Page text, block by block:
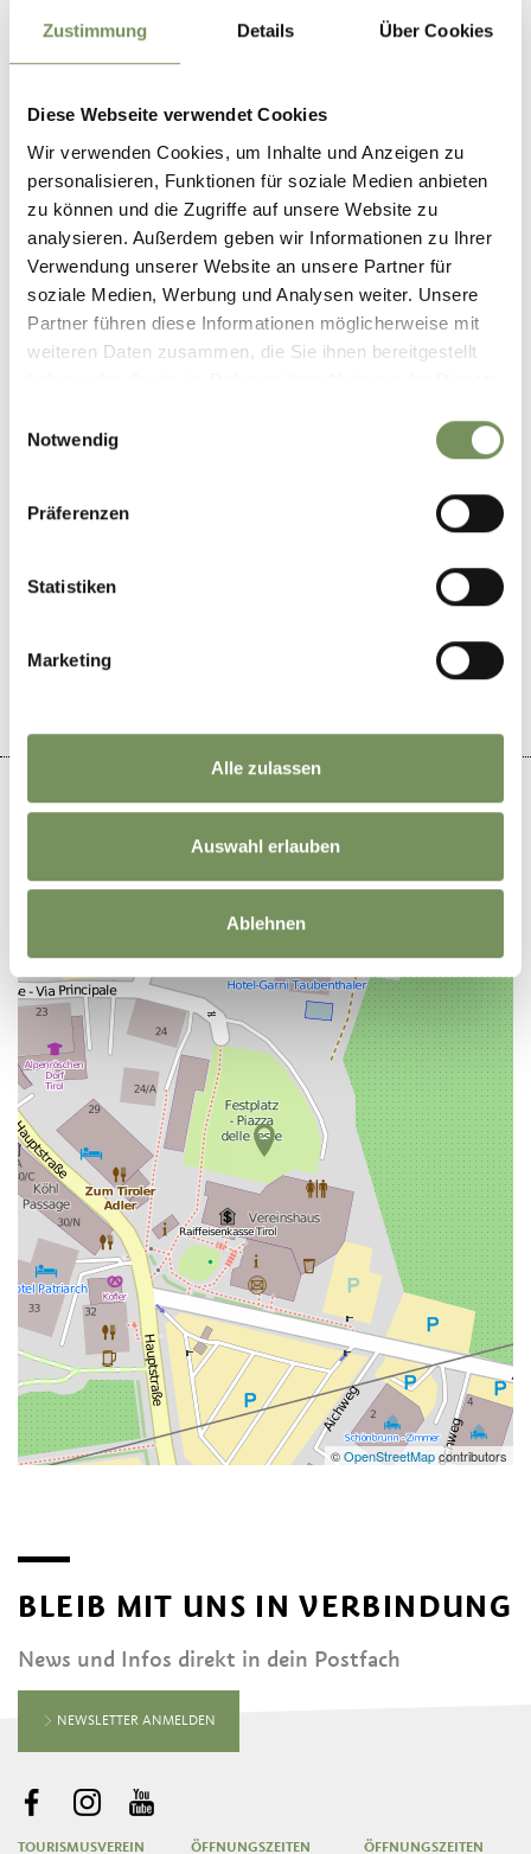
Zustimmung Details Über Cookies
Diese Webseite verwendet Cookies
Wir verwenden Cookies, um Inhalte und Anzeigen zu
personalisieren, Funktionen für soziale Medien anbieten
zu können und die Zugriffe auf unsere Website zu
analysieren. Außerdem geben wir Informationen zu Ihrer
Verwendung unserer Website an unsere Partner für
soziale Medien, Werbung und Analysen weiter. Unsere
Partner führen diese Informationen möglicherweise mit
weiteren Daten zusammen, die Sie ihnen bereitgestellt
Notwendig
Präferenzen
Statistiken
Marketing
Alle zulassen
Auswahl erlauben
Ablehnen
info@dorf-tirol.it
T+39 0473 923314
Anmeldung erforderlich
Ja
Veranstalter
Tourismusverein Dorf Tirol
WAR DER INHALT FÜR DICH HILFREICH?
+
©OpenStreetMapcontributors
BLEIB MIT UNS IN VERBINDUNG
News und Infos direkt in dein Postfach
NEWSLETTER ANMELDEN
TOURISMUSVEREIN
ÖFFNUNGSZEITEN
ÖFFNUNGSZEITEN